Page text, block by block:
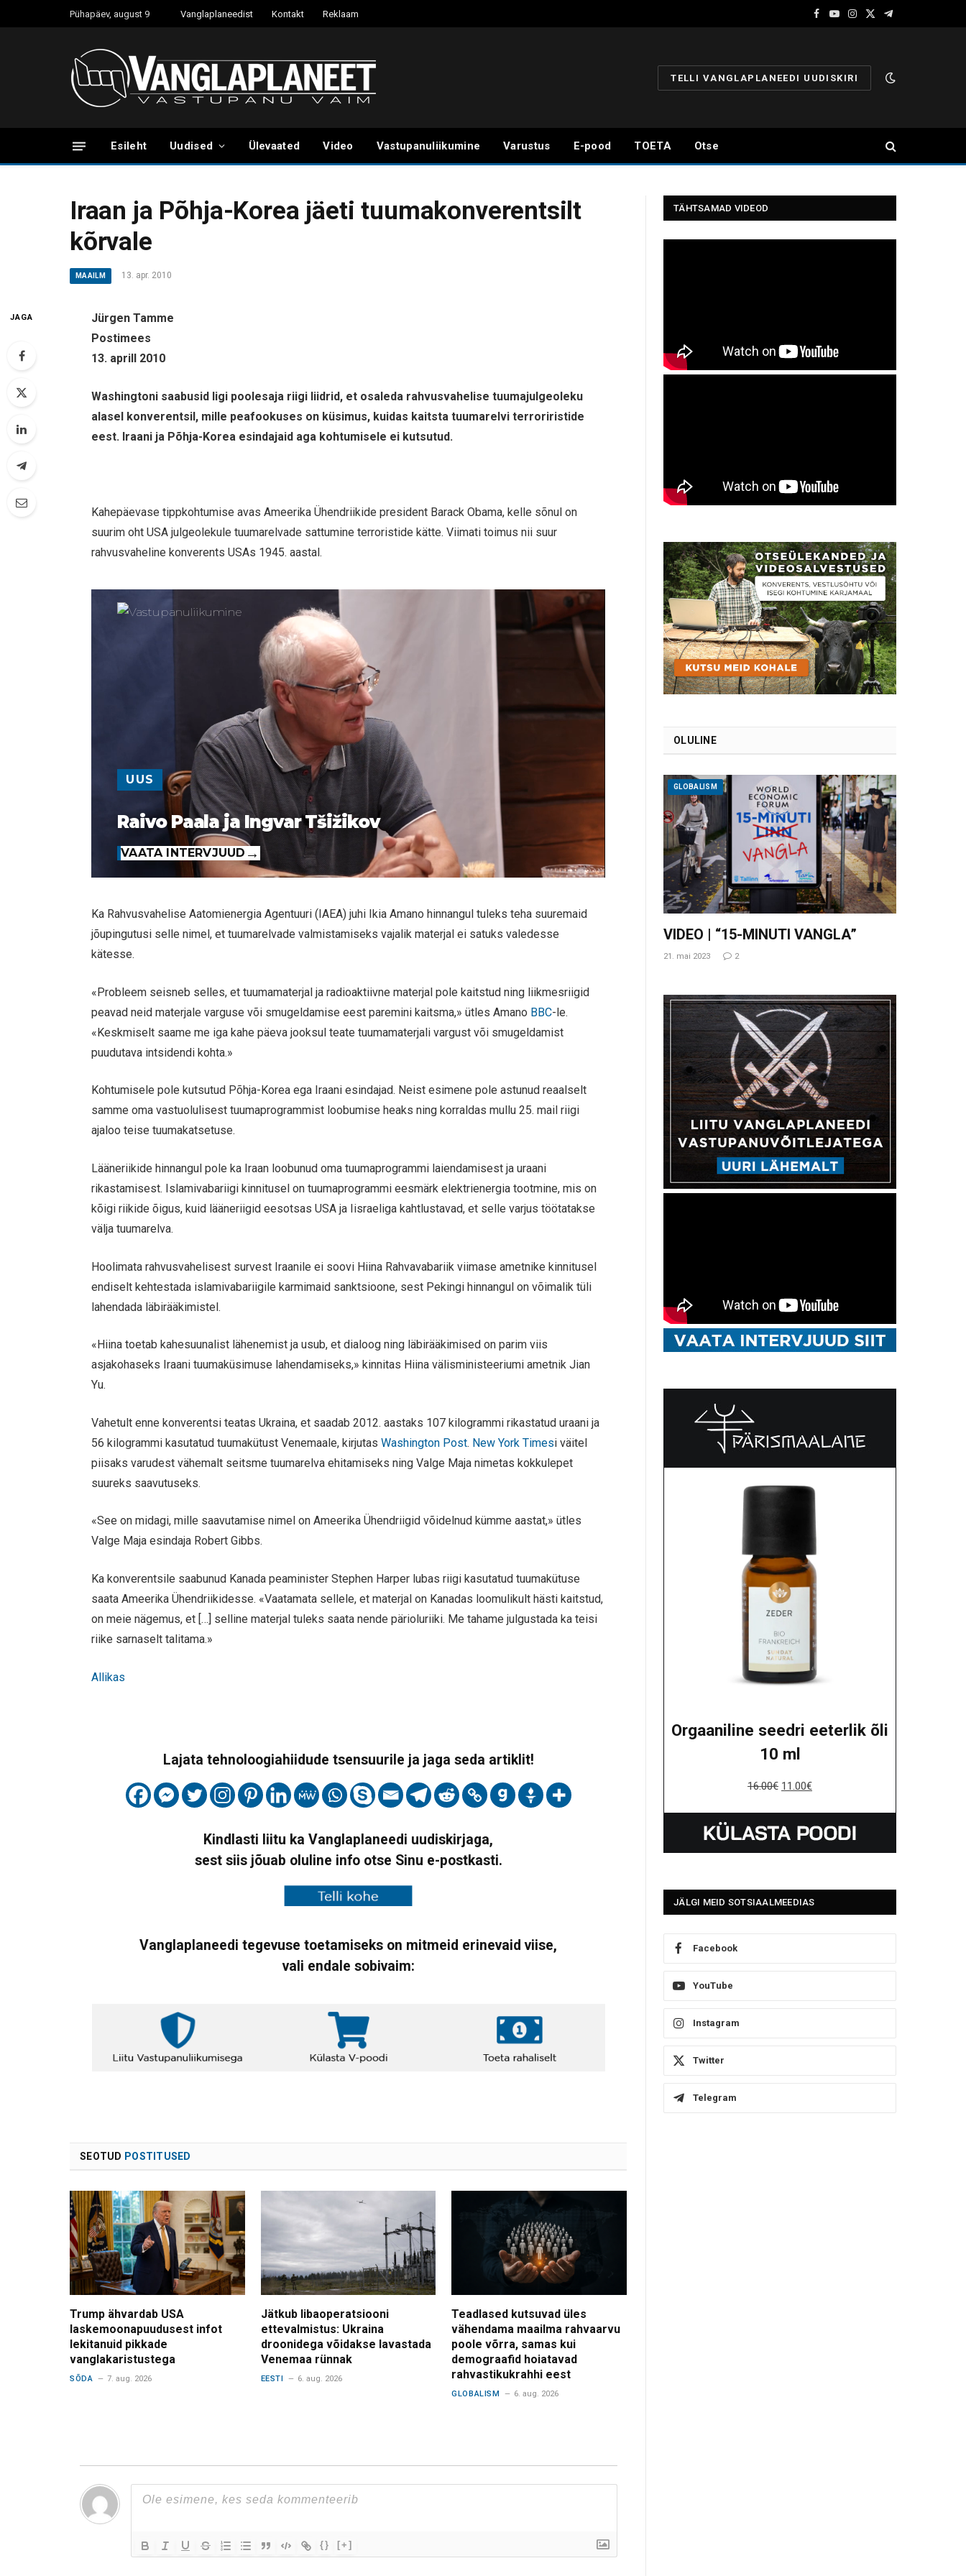
Pühapäev, august 9 Vanglaplaneedist Kontakt Reklaam
Facebook
YouTube
Instagram
X
Telegram
TELLI VANGLAPLANEEDI UUDISKIRI
Esileht Uudised Ülevaated Video Vastupanuliikumine Varustus E-pood TOETA Otse
Iraan ja Põhja-Korea jäeti tuumakonverentsilt
kõrvale
MAAILM 13. apr. 2010
JAGA
Jürgen Tamme
Postimees
13. aprill 2010
Washingtoni saabusid ligi poolesaja riigi liidrid, et osaleda rahvusvahelise tuumajulgeoleku
alasel konverentsil, mille peafookuses on küsimus, kuidas kaitsta tuumarelvi terroriristide
eest. Iraani ja Põhja-Korea esindajaid aga kohtumisele ei kutsutud.
Kahepäevase tippkohtumise avas Ameerika Ühendriikide president Barack Obama, kelle sõnul on
suurim oht USA julgeolekule tuumarelvade sattumine terroristide kätte. Viimati toimus nii suur
rahvusvaheline konverents USAs 1945. aastal.
UUS
Raivo Paala ja Ingvar Tšižikov
VAATA INTERVJUUD
Ka Rahvusvahelise Aatomienergia Agentuuri (IAEA) juhi Ikia Amano hinnangul tuleks teha suuremaid
jõupingutusi selle nimel, et tuumarelvade valmistamiseks vajalik materjal ei satuks valedesse
kätesse.
«Probleem seisneb selles, et tuumamaterjal ja radioaktiivne materjal pole kaitstud ning liikmesriigid
peavad neid materjale varguse või smugeldamise eest paremini kaitsma,» ütles Amano BBC-le.
«Keskmiselt saame me iga kahe päeva jooksul teate tuumamaterjali vargust või smugeldamist
puudutava intsidendi kohta.»
Kohtumisele pole kutsutud Põhja-Korea ega Iraani esindajad. Neist esimene pole astunud reaalselt
samme oma vastuolulisest tuumaprogrammist loobumise heaks ning korraldas mullu 25. mail riigi
ajaloo teise tuumakatsetuse.
Lääneriikide hinnangul pole ka Iraan loobunud oma tuumaprogrammi laiendamisest ja uraani
rikastamisest. Islamivabariigi kinnitusel on tuumaprogrammi eesmärk elektrienergia tootmine, mis on
kõigi riikide õigus, kuid lääneriigid eesotsas USA ja Iisraeliga kahtlustavad, et selle varjus töötatakse
välja tuumarelva.
Hoolimata rahvusvahelisest survest Iraanile ei soovi Hiina Rahvavabariik viimase ametnike kinnitusel
endiselt kehtestada islamivabariigile karmimaid sanktsioone, sest Pekingi hinnangul on võimalik tüli
lahendada läbirääkimistel.
«Hiina toetab kahesuunalist lähenemist ja usub, et dialoog ning läbirääkimised on parim viis
asjakohaseks Iraani tuumaküsimuse lahendamiseks,» kinnitas Hiina välisministeeriumi ametnik Jian
Yu.
Vahetult enne konverentsi teatas Ukraina, et saadab 2012. aastaks 107 kilogrammi rikastatud uraani ja
56 kilogrammi kasutatud tuumakütust Venemaale, kirjutasWashington Post. New York Timesi väitel
piisaks varudest vähemalt seitsme tuumarelva ehitamiseks ning Valge Maja nimetas kokkulepet
suureks saavutuseks.
«See on midagi, mille saavutamise nimel on Ameerika Ühendriigid võidelnud kümme aastat,» ütles
Valge Maja esindaja Robert Gibbs.
Ka konverentsile saabunud Kanada peaminister Stephen Harper lubas riigi kasutatud tuumakütuse
saata Ameerika Ühendriikidesse. «Vaatamata sellele, et materjal on Kanadas loomulikult hästi kaitstud,
on meie nägemus, et […] selline materjal tuleks saata nende pärioluriiki. Me tahame julgustada ka teisi
riike sarnaselt talitama.»
Allikas
Lajata tehnoloogiahiidude tsensuurile ja jaga seda artiklit!
Kindlasti liitu ka Vanglaplaneedi uudiskirjaga,
sest siis jõuab oluline info otse Sinu e-postkasti.
Vanglaplaneedi tegevuse toetamiseks on mitmeid erinevaid viise,
vali endale sobivaim:
SEOTUD POSTITUSED
Trump ähvardab USA
laskemoonapuudusest infot
lekitanuid pikkade
vanglakaristustega
SÕDA 7. aug. 2026
Jätkub libaoperatsiooni
ettevalmistus: Ukraina
droonidega võidakse lavastada
Venemaa rünnak
EESTI 6. aug. 2026
Teadlased kutsuvad üles
vähendama maailma rahvaarvu
poole võrra, samas kui
demograafid hoiatavad
rahvastikukrahhi eest
GLOBALISM 6. aug. 2026
{} [+]
TÄHTSAMAD VIDEOD
OLULINE
GLOBALISM
VIDEO | “15-MINUTI VANGLA”
21. mai 2023 2
Orgaaniline seedri eeterlik õli
10 ml
16.00€ 11.00€
JÄLGI MEID SOTSIAALMEEDIAS
Facebook
YouTube
Instagram
Twitter
Telegram